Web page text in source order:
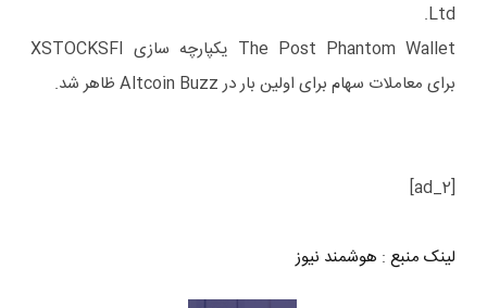
Ltd.
The Post Phantom Wallet یکپارچه سازی XSTOCKSFI
برای معاملات سهام برای اولین بار در Altcoin Buzz ظاهر شد.
[ad_2]
لینک منبع : هوشمند نیوز